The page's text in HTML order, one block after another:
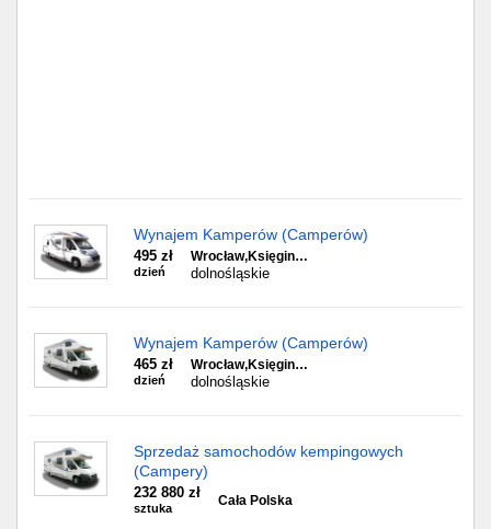
Wynajem Kamperów (Camperów)
495 zł
dzień
Wrocław,Księgin…
dolnośląskie
Wynajem Kamperów (Camperów)
465 zł
dzień
Wrocław,Księgin…
dolnośląskie
Sprzedaż samochodów kempingowych
(Campery)
232 880 zł
sztuka
Cała Polska